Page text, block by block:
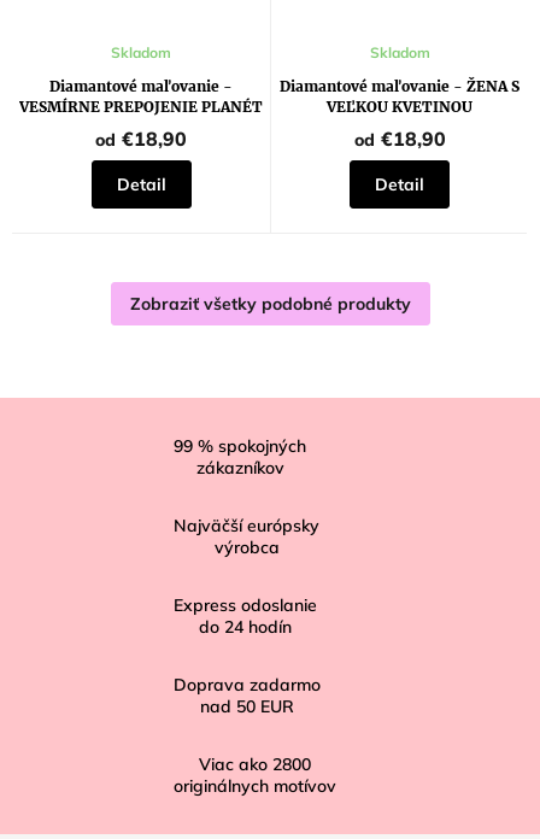
Diamantové maľovanie -
VESMÍRNE PREPOJENIE PLANÉT
Skladom
od €18,90
Detail
Diamantové maľovanie - ŽENA S
VEĽKOU KVETINOU
Skladom
od €18,90
Detail
Zobraziť všetky podobné produkty
99 % spokojných
zákazníkov
Najväčší európsky
výrobca
Express odoslanie
do 24 hodín
Doprava zadarmo
nad 50 EUR
Viac ako 2800
originálnych motívov